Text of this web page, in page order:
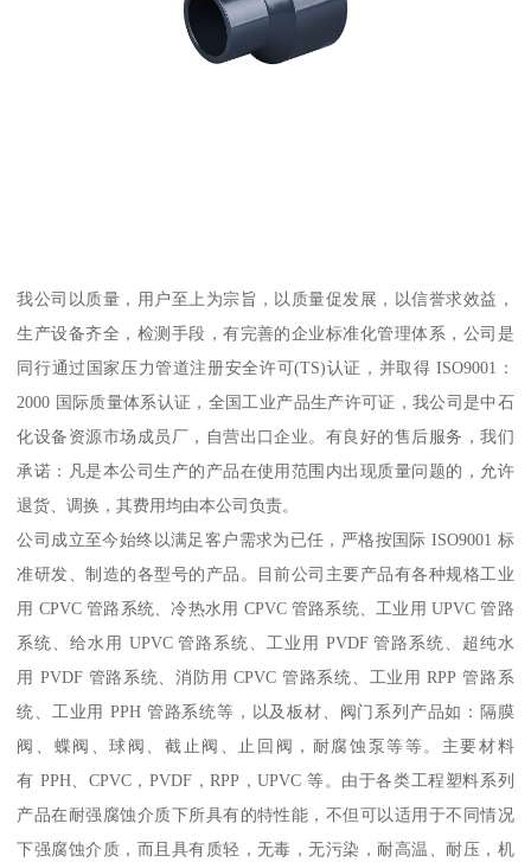
我公司以质量，用户至上为宗旨，以质量促发展，以信誉求效益，
生产设备齐全，检测手段，有完善的企业标准化管理体系，公司是
同行通过国家压力管道注册安全许可(TS)认证，并取得 ISO9001：
2000 国际质量体系认证，全国工业产品生产许可证，我公司是中石
化设备资源市场成员厂，自营出口企业。有良好的售后服务，我们
承诺：凡是本公司生产的产品在使用范围内出现质量问题的，允许
退货、调换，其费用均由本公司负责。
公司成立至今始终以满足客户需求为已任，严格按国际 ISO9001 标
准研发、制造的各型号的产品。目前公司主要产品有各种规格工业
用 CPVC 管路系统、冷热水用 CPVC 管路系统、工业用 UPVC 管路
系统、给水用 UPVC 管路系统、工业用 PVDF 管路系统、超纯水
用 PVDF 管路系统、消防用 CPVC 管路系统、工业用 RPP 管路系
统、工业用 PPH 管路系统等，以及板材、阀门系列产品如：隔膜
阀、蝶阀、球阀、截止阀、止回阀，耐腐蚀泵等等。主要材料
有 PPH、CPVC，PVDF，RPP，UPVC 等。由于各类工程塑料系列
产品在耐强腐蚀介质下所具有的特性能，不但可以适用于不同情况
下强腐蚀介质，而且具有质轻，无毒，无污染，耐高温、耐压，机